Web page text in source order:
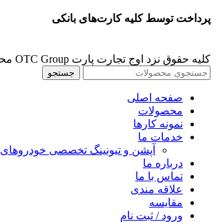
پرداخت توسط کلیه کارت‌های بانکی
کلیه حقوق نزد اوج تجارت پارت OTC Group محفوظ است.
جستجو
صفحه اصلی
محصولات
نمونه کارها
خدمات ما
آپشن و تیونینگ تخصصی خودروهای KMC
درباره ما
تماس با ما
علاقه مندی
مقايسه
ورود / ثبت نام